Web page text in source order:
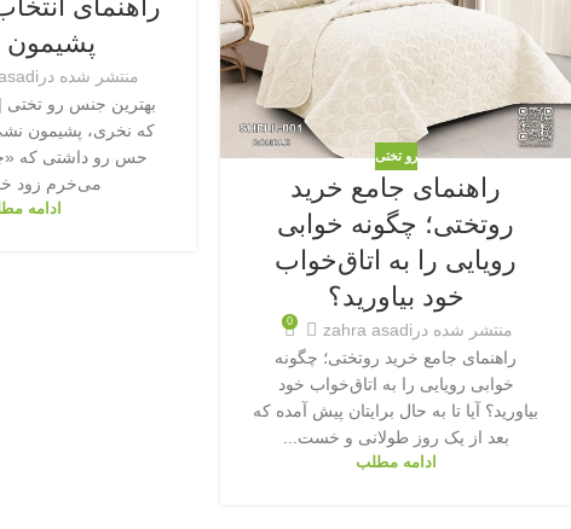
رو تختی
راهنمای جامع خرید
روتختی؛ چگونه خوابی
رویایی را به اتاق‌خواب
خود بیاورید؟
منتشر شده در zahra asadi
0
راهنمای جامع خرید روتختی؛ چگونه
خوابی رویایی را به اتاق‌خواب خود
بیاورید؟ آیا تا به حال برایتان پیش آمده که
بعد از یک روز طولانی و خست...
ادامه مطلب
راهنمای
منتشر شده در
بهترین جنس رو تختی |
که نخری، پشیمون نشی
حس رو داشتی که
می‌خرم زود
ادامه